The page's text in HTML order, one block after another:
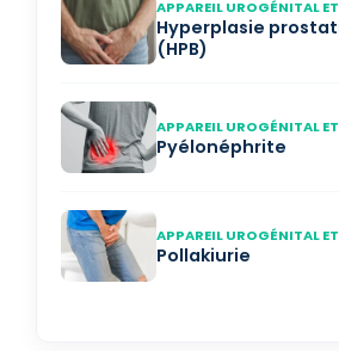
APPAREIL UROGÉNITAL
Hyperplasie
(HPB)
APPAREIL UROGÉNITAL
Pyélonéphrite
APPAREIL UROGÉNITAL
Pollakiurie